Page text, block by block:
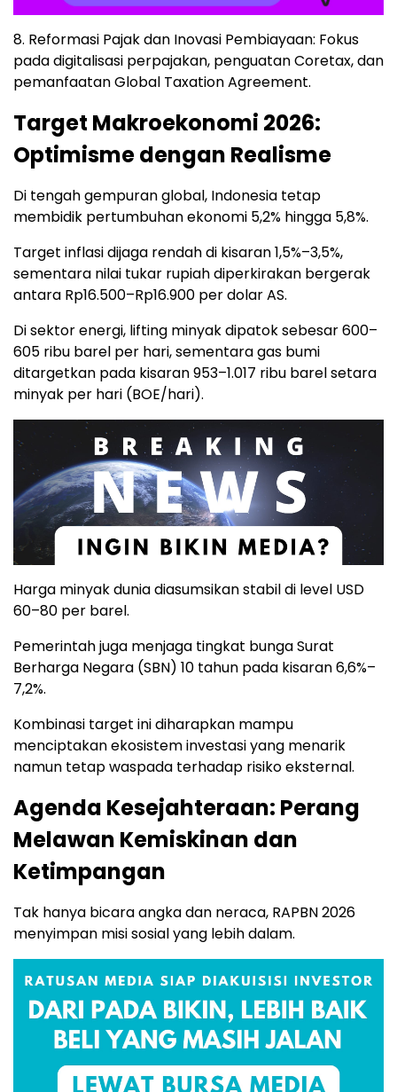
8. Reformasi Pajak dan Inovasi Pembiayaan: Fokus
pada digitalisasi perpajakan, penguatan Coretax, dan
pemanfaatan Global Taxation Agreement.
Target Makroekonomi 2026:
Optimisme dengan Realisme
Di tengah gempuran global, Indonesia tetap
membidik pertumbuhan ekonomi 5,2% hingga 5,8%.
Target inflasi dijaga rendah di kisaran 1,5%–3,5%,
sementara nilai tukar rupiah diperkirakan bergerak
antara Rp16.500–Rp16.900 per dolar AS.
Di sektor energi, lifting minyak dipatok sebesar 600–
605 ribu barel per hari, sementara gas bumi
ditargetkan pada kisaran 953–1.017 ribu barel setara
minyak per hari (BOE/hari).
Harga minyak dunia diasumsikan stabil di level USD
60–80 per barel.
Pemerintah juga menjaga tingkat bunga Surat
Berharga Negara (SBN) 10 tahun pada kisaran 6,6%–
7,2%.
Kombinasi target ini diharapkan mampu
menciptakan ekosistem investasi yang menarik
namun tetap waspada terhadap risiko eksternal.
Agenda Kesejahteraan: Perang
Melawan Kemiskinan dan
Ketimpangan
Tak hanya bicara angka dan neraca, RAPBN 2026
menyimpan misi sosial yang lebih dalam.